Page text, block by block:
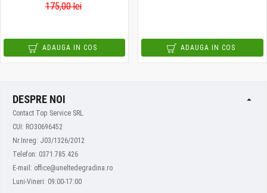
175,00 lei
ADAUGA IN COS ADAUGA IN COS
DESPRE NOI
Contact Top Service SRL
CUI: RO30696452
Nr.Inreg: J03/1326/2012
Telefon: 0371.785.426
E-mail: office@uneltedegradina.ro
Luni-Vineri: 09:00-17:00